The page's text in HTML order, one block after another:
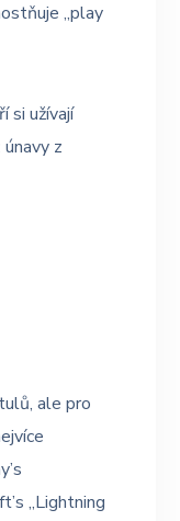
„play
si užívají
z
ale pro
„Lightning